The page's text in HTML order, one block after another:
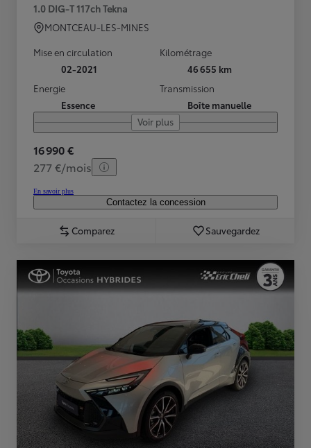
1.0 DIG-T 117ch Tekna
MONTCEAU-LES-MINES
Mise en circulation
02-2021
Kilométrage
46 655 km
Energie
Essence
Transmission
Boîte manuelle
Voir plus
16 990 €
277 €/mois
En savoir plus
Contactez la concession
Comparez Sauvegardez